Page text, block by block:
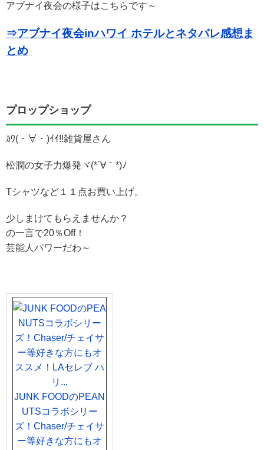
アブナイ夜会の様子はこちらです～
⇒アブナイ夜会inハワイ ホテルとネタバレ感想ま
とめ
プロップショップ
ｶﾜ(・∀・)ｲｲ!!雑貨屋さん
松潤の女子力爆発ヾ(*´∀｀*)ﾉ
Tシャツなど１１点お買い上げ。
少しまけてもらえませんか？
の一言で20％Off！
芸能人パワーだわ～
JUNK FOODのPEAN
UTSコラボシリー
ズ！Chaser/チェイサ
ー等好きな方にもオ